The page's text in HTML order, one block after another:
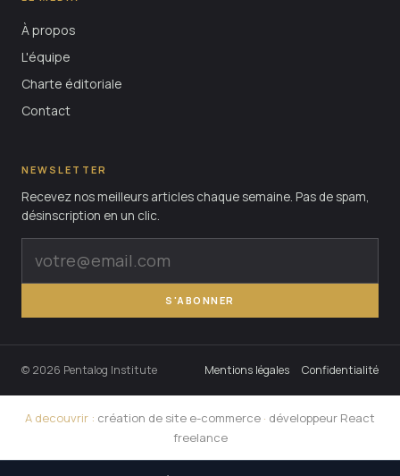
À propos
L'équipe
Charte éditoriale
Contact
NEWSLETTER
Recevez nos meilleurs articles chaque semaine. Pas de spam,
désinscription en un clic.
S'ABONNER
© 2026 Pentalog Institute Mentions légales Confidentialité
A decouvrir : création de site e-commerce · développeur React
freelance